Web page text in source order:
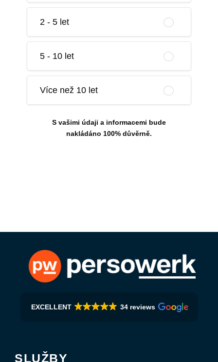
2 - 5 let
5 - 10 let
Více než 10 let
S vašimi údaji a informacemi bude
nakládáno 100% důvěrně.
EXCELLENT 34 reviews
SLUŽBY